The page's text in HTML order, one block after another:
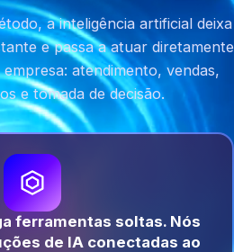
a inteligência artificial deixa
e passa a atuar diretamente
atendimento, vendas,
e tomada de decisão.
ferramentas soltas. Nós
de IA conectadas ao